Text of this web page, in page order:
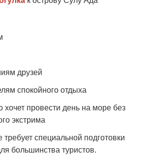
друзей
спокойного отдыха
хочет провести день на море без
экстрима
требует специальной подготовки
большинства туристов.